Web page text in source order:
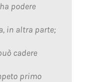
podere
in altra parte;
cadere
primo